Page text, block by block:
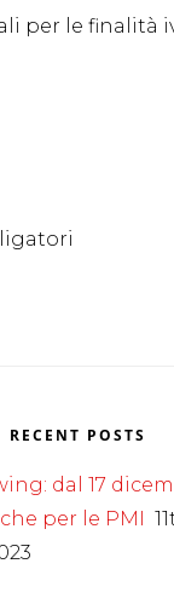
per le finalità
RECENT POSTS
dal 17
per le PMI